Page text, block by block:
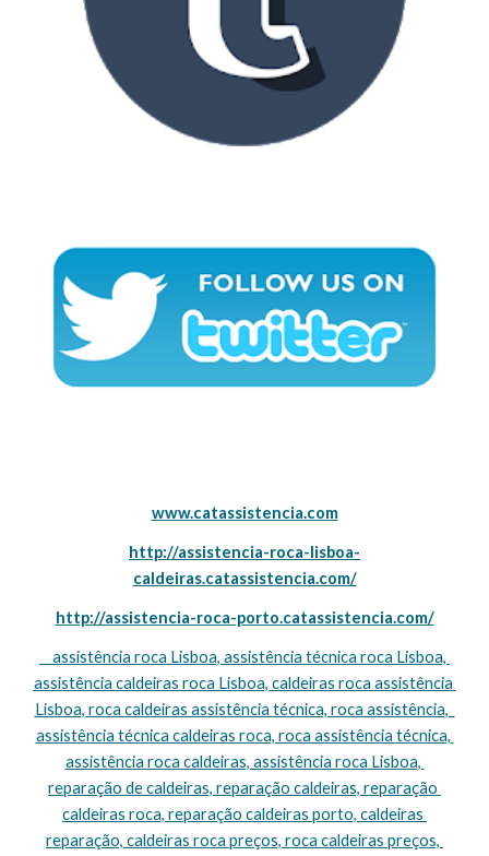
www.catassistencia.com
http://assistencia-roca-lisboa-
caldeiras.catassistencia.com/
http://assistencia-roca-porto.catassistencia.com/
assistência caldeiras roca Lisboa, caldeiras roca assistência
Lisboa, roca caldeiras assistência técnica, roca assistência,
assistência técnica caldeiras roca, roca assistência técnica,
assistência roca caldeiras, assistência roca Lisboa,
reparação de caldeiras, reparação caldeiras, reparação
caldeiras roca, reparação caldeiras porto, caldeiras
reparação, caldeiras roca preços, roca caldeiras preços,